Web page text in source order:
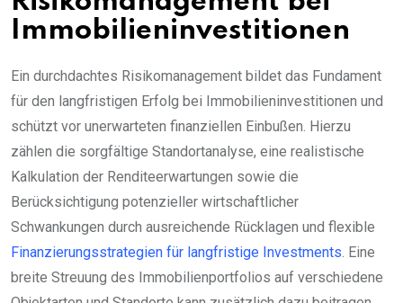
Immobilieninvestitionen
Ein durchdachtes Risikomanagement bildet das Fundament
für den langfristigen Erfolg bei Immobilieninvestitionen und
schützt vor unerwarteten finanziellen Einbußen. Hierzu
zählen die sorgfältige Standortanalyse, eine realistische
Kalkulation der Renditeerwartungen sowie die
Berücksichtigung potenzieller wirtschaftlicher
Schwankungen durch ausreichende Rücklagen und flexible
Finanzierungsstrategien für langfristige Investments. Eine
breite Streuung des Immobilienportfolios auf verschiedene